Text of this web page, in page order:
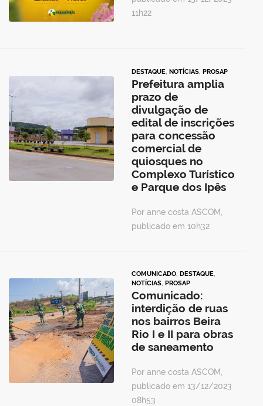
11h22
DESTAQUE, NOTÍCIAS, PROSAP
Prefeitura amplia
prazo de
divulgação de
edital de inscrições
para concessão
comercial de
quiosques no
Complexo Turístico
e Parque dos Ipês
Por anne costa ASCOM,
publicado em 10h32
COMUNICADO, DESTAQUE,
NOTÍCIAS, PROSAP
Comunicado:
interdição de ruas
nos bairros Beira
Rio I e II para obras
de saneamento
Por anne costa ASCOM,
publicado em 13/12/2023
08h53